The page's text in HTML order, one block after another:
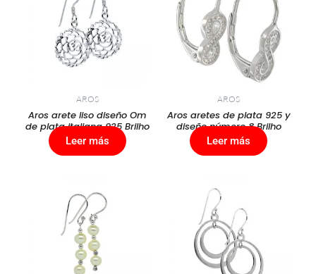
AROS
Aros arete liso diseño Om
de plata italiana 925 Brilho
Leer más
AROS
Aros aretes de plata 925 y
diseño número 8 Brilho
Leer más